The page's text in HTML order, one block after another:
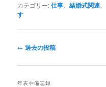
カテゴリー:仕事 、結婚式関連
す
投
ナ
← 過去の投稿
年表や備忘録